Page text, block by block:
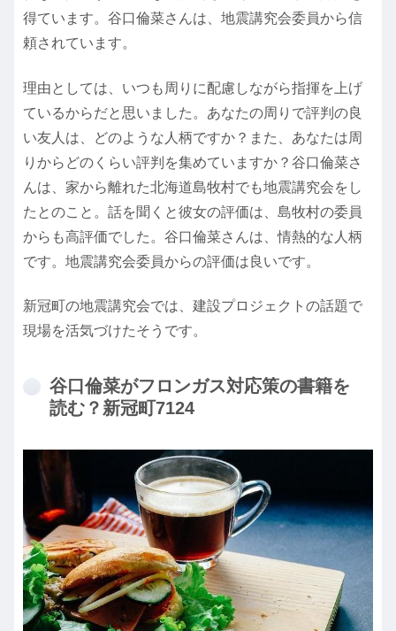
得ています。谷口倫菜さんは、地震講究会委員から信
頼されています。
理由としては、いつも周りに配慮しながら指揮を上げ
ているからだと思いました。あなたの周りで評判の良
い友人は、どのような人柄ですか？また、あなたは周
りからどのくらい評判を集めていますか？谷口倫菜さ
んは、家から離れた北海道島牧村でも地震講究会をし
たとのこと。話を聞くと彼女の評価は、島牧村の委員
からも高評価でした。谷口倫菜さんは、情熱的な人柄
です。地震講究会委員からの評価は良いです。
新冠町の地震講究会では、建設プロジェクトの話題で
現場を活気づけたそうです。
谷口倫菜がフロンガス対応策の書籍を
読む？新冠町7124